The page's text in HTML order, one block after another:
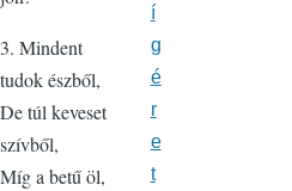
3. Mindent
tudok észből,
De túl keveset
szívből,
Míg a betű öl,
í
g
é
r
e
t